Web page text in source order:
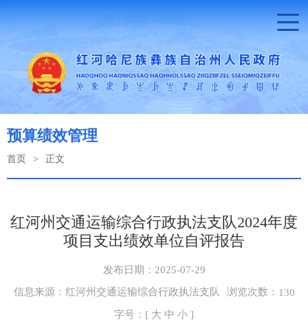
预算绩效管理
首页 > 正文
红河州交通运输综合行政执法支队2024年度
项目支出绩效单位自评报告
发布日期：2025-07-29
信息来源：红河州交通运输综合行政执法支队 浏览次数： 130
字号：[ 大 中 小 ]